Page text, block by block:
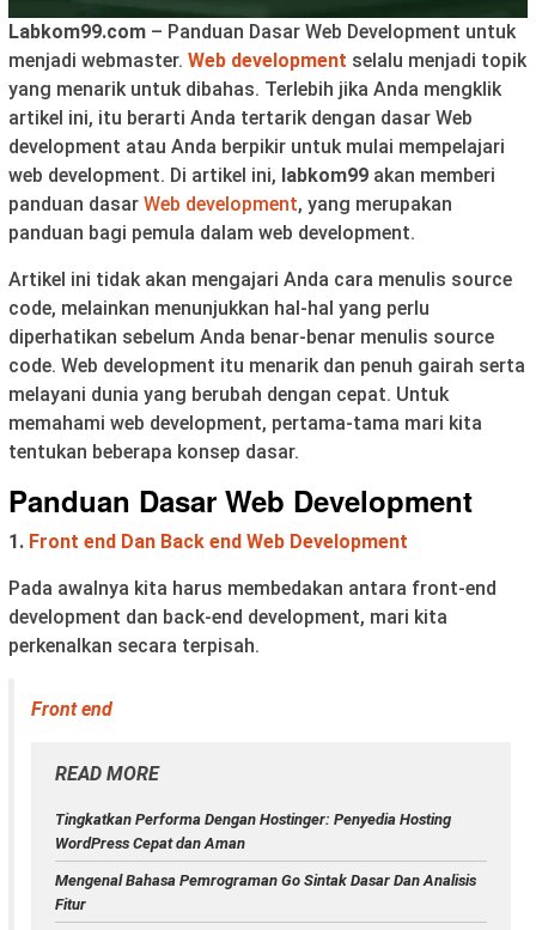
Labkom99.com – Panduan Dasar Web Development untuk
menjadi webmaster. Web development selalu menjadi topik
yang menarik untuk dibahas. Terlebih jika Anda mengklik
artikel ini, itu berarti Anda tertarik dengan dasar Web
development atau Anda berpikir untuk mulai mempelajari
web development. Di artikel ini, labkom99 akan memberi
panduan dasar Web development, yang merupakan
panduan bagi pemula dalam web development.
Artikel ini tidak akan mengajari Anda cara menulis source
code, melainkan menunjukkan hal-hal yang perlu
diperhatikan sebelum Anda benar-benar menulis source
code. Web development itu menarik dan penuh gairah serta
melayani dunia yang berubah dengan cepat. Untuk
memahami web development, pertama-tama mari kita
tentukan beberapa konsep dasar.
Panduan Dasar Web Development
1. Front end Dan Back end Web Development
Pada awalnya kita harus membedakan antara front-end
development dan back-end development, mari kita
perkenalkan secara terpisah.
Front end
READ MORE
Tingkatkan Performa Dengan Hostinger: Penyedia Hosting
WordPress Cepat dan Aman
Mengenal Bahasa Pemrograman Go Sintak Dasar Dan Analisis
Fitur